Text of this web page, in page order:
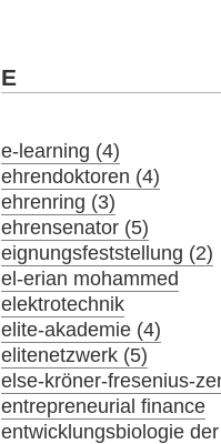
E
e-learning (4)
ehrendoktoren (4)
ehrenring (3)
ehrensenator (5)
eignungsfeststellung (2)
el-erian mohammed
elektrotechnik
elite-akademie (4)
elitenetzwerk (5)
else-kröner-fresenius-
entrepreneurial finance
entwicklungsbiologie